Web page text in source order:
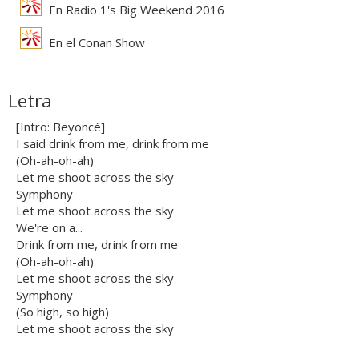
En Radio 1's Big Weekend 2016
En el Conan Show
Letra
[Intro: Beyoncé]
I said drink from me, drink from me
(Oh-ah-oh-ah)
Let me shoot across the sky
Symphony
Let me shoot across the sky
We're on a...
Drink from me, drink from me
(Oh-ah-oh-ah)
Let me shoot across the sky
Symphony
(So high, so high)
Let me shoot across the sky